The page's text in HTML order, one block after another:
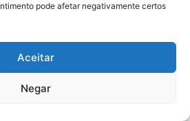
pode afetar negativamente certos
Aceitar
Negar
procuradores e
realizam
no RN